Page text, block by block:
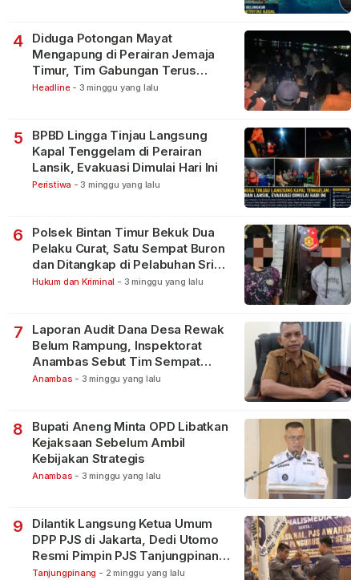
4
Diduga Potongan Mayat
Mengapung di Perairan Jemaja
Timur, Tim Gabungan Terus
Lakukan Pencarian
Headline - 3 minggu yang lalu
5
BPBD Lingga Tinjau Langsung
Kapal Tenggelam di Perairan
Lansik, Evakuasi Dimulai Hari Ini
Peristiwa - 3 minggu yang lalu
6
Polsek Bintan Timur Bekuk Dua
Pelaku Curat, Satu Sempat Buron
dan Ditangkap di Pelabuhan Sri
Bintan Pura
Hukum dan Kriminal - 3 minggu yang lalu
7
Laporan Audit Dana Desa Rewak
Belum Rampung, Inspektorat
Anambas Sebut Tim Sempat
Terbagi Tangani Kasus Lain
Anambas - 3 minggu yang lalu
8
Bupati Aneng Minta OPD Libatkan
Kejaksaan Sebelum Ambil
Kebijakan Strategis
Anambas - 3 minggu yang lalu
9
Dilantik Langsung Ketua Umum
DPP PJS di Jakarta, Dedi Utomo
Resmi Pimpin PJS Tanjungpinang-
Bintan
Tanjungpinang - 2 minggu yang lalu